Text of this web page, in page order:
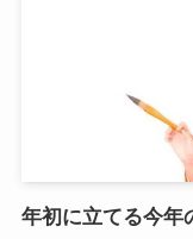
年初に立てる今